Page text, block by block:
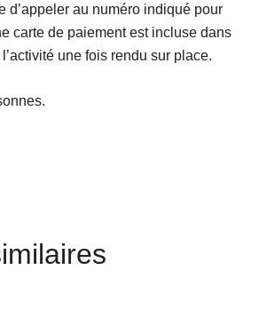
d’appeler au numéro indiqué pour
carte de paiement est incluse dans
une fois rendu sur place.